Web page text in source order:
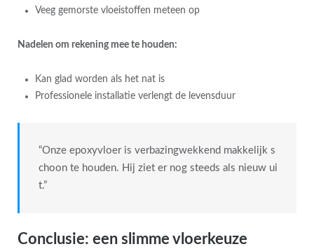
Veeg gemorste vloeistoffen meteen op
Nadelen om rekening mee te houden:
Kan glad worden als het nat is
Professionele installatie verlengt de levensduur
“Onze epoxyvloer is verbazingwekkend makkelijk s
choon te houden. Hij ziet er nog steeds als nieuw ui
t.”
Conclusie: een slimme vloerkeuze